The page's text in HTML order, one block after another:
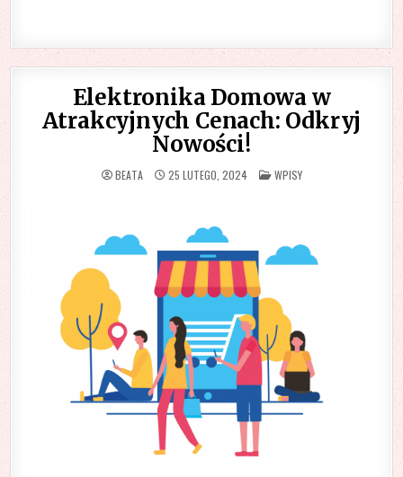
Elektronika Domowa w
Atrakcyjnych Cenach: Odkryj
Nowości!
BEATA 25 LUTEGO, 2024 POSTED
IN
WPISY